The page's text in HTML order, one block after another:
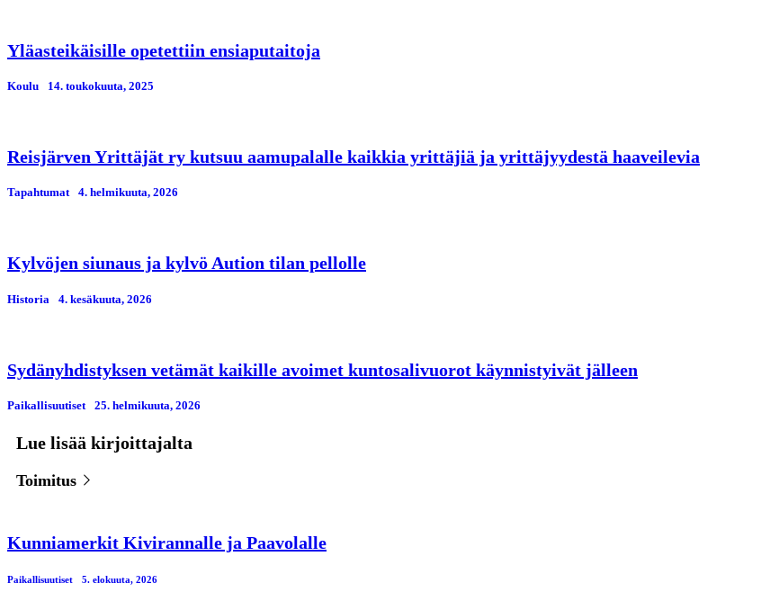
Yläasteikäisille opetettiin ensiaputaitoja
Koulu 14. toukokuuta, 2025
Reisjärven Yrittäjät ry kutsuu aamupalalle kaikkia yrittäjiä ja yrittäjyydestä haaveilevia
Tapahtumat 4. helmikuuta, 2026
Kylvöjen siunaus ja kylvö Aution tilan pellolle
Historia 4. kesäkuuta, 2026
Sydänyhdistyksen vetämät kaikille avoimet kuntosalivuorot käynnistyivät jälleen
Paikallisuutiset 25. helmikuuta, 2026
Lue lisää kirjoittajalta
Toimitus
Kunniamerkit Kivirannalle ja Paavolalle
Paikallisuutiset 5. elokuuta, 2026